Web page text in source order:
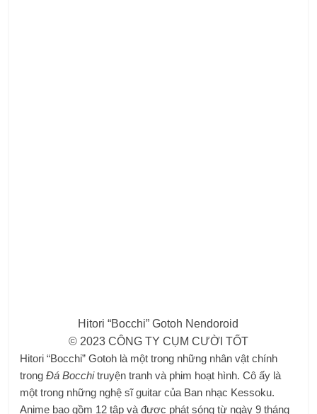
Hitori “Bocchi” Gotoh Nendoroid
© 2023 CÔNG TY CỤM CƯỜI TỐT
Hitori “Bocchi” Gotoh là một trong những nhân vật chính
trongĐá Bocchitruyện tranh và phim hoạt hình. Cô ấy là
một trong những nghệ sĩ guitar của Ban nhạc Kessoku.
Anime bao gồm 12 tập và được phát sóng từ ngày 9 tháng